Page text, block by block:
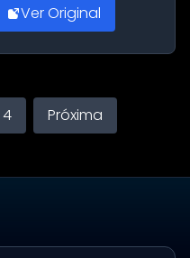
Ver Original
4 Próxima